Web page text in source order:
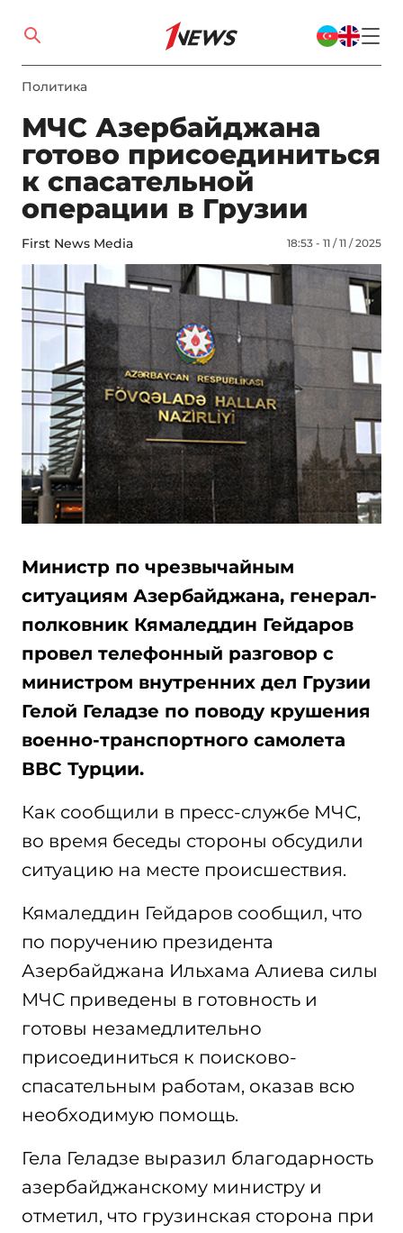
Политика
МЧС Азербайджана
готово присоединиться
к спасательной
операции в Грузии
First News Media 18:53 - 11 / 11 / 2025
Министр по чрезвычайным
ситуациям Азербайджана, генерал-
полковник Кямаледдин Гейдаров
провел телефонный разговор с
министром внутренних дел Грузии
Гелой Геладзе по поводу крушения
военно-транспортного самолета
ВВС Турции.
Как сообщили в пресс-службе МЧС,
во время беседы стороны обсудили
ситуацию на месте происшествия.
Кямаледдин Гейдаров сообщил, что
по поручению президента
Азербайджана Ильхама Алиева силы
МЧС приведены в готовность и
готовы незамедлительно
присоединиться к поисково-
спасательным работам, оказав всю
необходимую помощь.
Гела Геладзе выразил благодарность
азербайджанскому министру и
отметил, что грузинская сторона при